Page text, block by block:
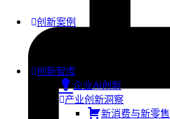
创新案例
创新智库
企业AI创新
产业创新洞察
新消费与新零售